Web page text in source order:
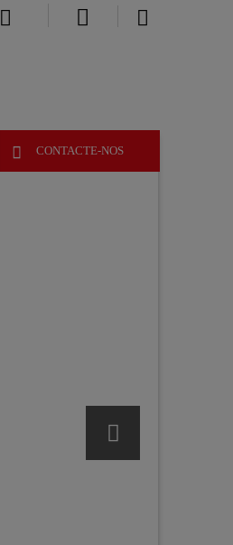
  
 CONTACTE-NOS